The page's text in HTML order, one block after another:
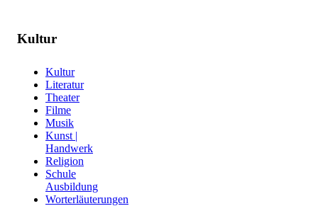
Kultur
Kultur
Literatur
Theater
Filme
Musik
Kunst |
Handwerk
Religion
Schule
Ausbildung
Worterläuterungen